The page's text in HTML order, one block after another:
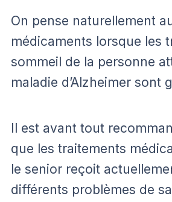
On pense naturellement
médicaments lorsque les
sommeil de la personne
maladie d’Alzheimer sont
Il est avant tout
que les traitements
le senior reçoit
différents problèmes de